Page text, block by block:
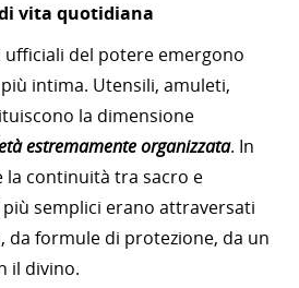
vita quotidiana
del potere emergono
intima. Utensili, amuleti,
la dimensione
estremamente organizzata. In
la continuità tra sacro e
semplici erano attraversati
da formule di protezione, da un
il divino.